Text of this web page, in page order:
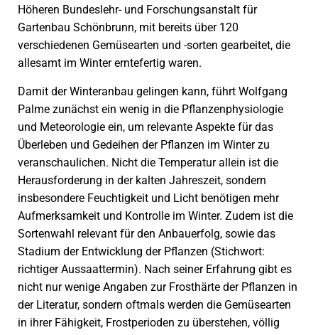
Höheren Bundeslehr- und Forschungsanstalt für
Gartenbau Schönbrunn, mit bereits über 120
verschiedenen Gemüsearten und -sorten gearbeitet, die
allesamt im Winter erntefertig waren.
Damit der Winteranbau gelingen kann, führt Wolfgang
Palme zunächst ein wenig in die Pflanzenphysiologie
und Meteorologie ein, um relevante Aspekte für das
Überleben und Gedeihen der Pflanzen im Winter zu
veranschaulichen. Nicht die Temperatur allein ist die
Herausforderung in der kalten Jahreszeit, sondern
insbesondere Feuchtigkeit und Licht benötigen mehr
Aufmerksamkeit und Kontrolle im Winter. Zudem ist die
Sortenwahl relevant für den Anbauerfolg, sowie das
Stadium der Entwicklung der Pflanzen (Stichwort:
richtiger Aussaattermin). Nach seiner Erfahrung gibt es
nicht nur wenige Angaben zur Frosthärte der Pflanzen in
der Literatur, sondern oftmals werden die Gemüsearten
in ihrer Fähigkeit, Frostperioden zu überstehen, völlig